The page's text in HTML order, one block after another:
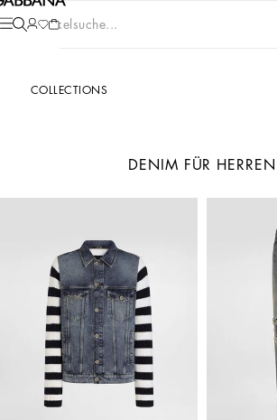
Artikelsuche...
COLLECTIONS
DENIM FÜR HERREN